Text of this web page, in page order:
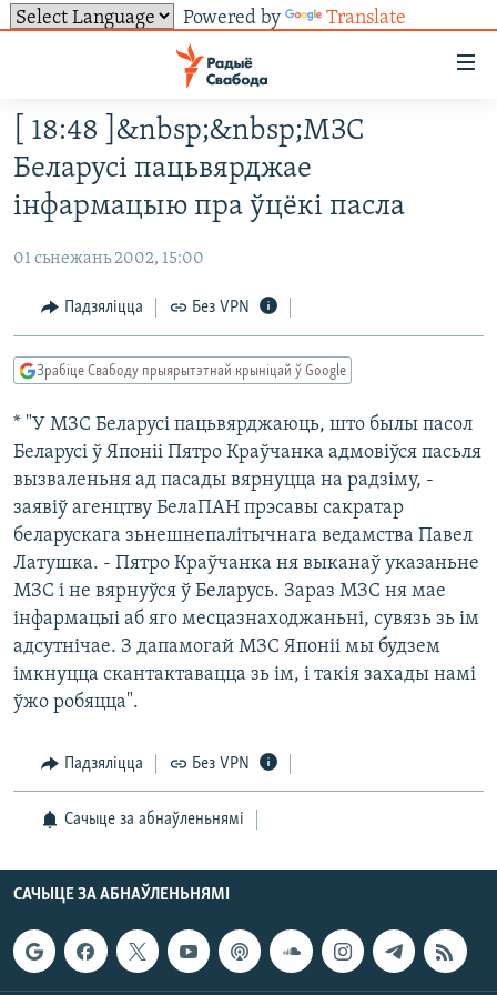
Powered by Translate
ўнівэрсальнага
доступу
Перайсьці
да
галоўнага
Перайсьці
галоўнай
Перайсьці
пошуку
НАВІНЫ
УСЕ НАВІНЫ
ВІДЭА І ФОТА
ЛЮДЗІ
ПАЛІТЫКА
ВАЙНА
БЕЛАРУСЫ НА ВАЙНЕ
ПАЛІТВЯЗЬНІ
КУЛЬТУРА
КАЛЯНДАР
ТОЛЬКІ НА СВАБОДЗЕ
ТЭСТЫ
БЛОГІ
ГІСТОРЫЯ НА СВАБОДЗЕ
КНІГІ
АЎДЫЁКНІГІ
PREMIUM
МОВА
НА ХВАЛЯХ СВАБОДЫ
СУВЯЗЬ
АБЫСЬЦІ БЛЯКАВАНЬНЕ
ПАДЗЯЛІЦЦА ІНФАРМАЦЫЯЙ
ПАДПІСАЦЦА
RSS
FACEBOOK
TWITTER
Усе сайты РС/РСЭ
[ 18:48 ]&nbsp;&nbsp;МЗС
Беларусі пацьвярджае
інфармацыю пра ўцёкі пасла
01 сьнежань 2002, 15:00
Падзяліцца Без VPN
Зрабіце Свабоду прыярытэтнай крыніцай ў Google
* "У МЗС Беларусі пацьвярджаюць, што былы пасол
Беларусі ў Японіі Пятро Краўчанка адмовіўся пасьля
вызваленьня ад пасады вярнуцца на радзіму, -
заявіў агенцтву БелаПАН прэсавы сакратар
беларускага зьнешнепалітычнага ведамства Павел
Латушка. - Пятро Краўчанка ня выканаў указаньне
МЗС і не вярнуўся ў Беларусь. Зараз МЗС ня мае
інфармацыі аб яго месцазнаходжаньні, сувязь зь ім
адсутнічае. З дапамогай МЗС Японіі мы будзем
імкнуцца скантактавацца зь ім, і такія захады намі
ўжо робяцца".
Падзяліцца Без VPN
Сачыце за абнаўленьнямі
САЧЫЦЕ ЗА АБНАЎЛЕНЬНЯМІ